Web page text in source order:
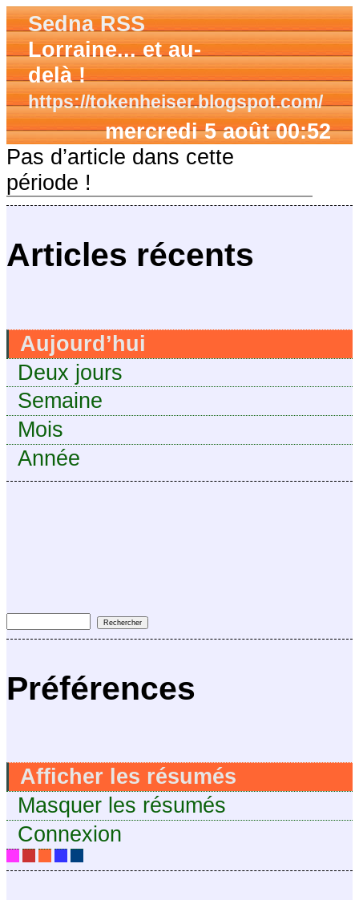
Sedna RSS
Lorraine... et au-
delà !
https://tokenheiser.blogspot.com/
mercredi 5 août 00:52
Articles récents
Aujourd’hui
Deux jours
Semaine
Mois
Année
Préférences
Afficher les résumés
Masquer les résumés
Connexion
Pas d’article dans cette
période !